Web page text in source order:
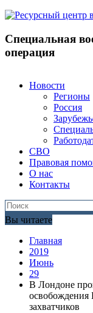
Специальная
операция
Новости
Регионы
Россия
СВО
Правовая
О нас
Контакты
Вы читаете
Главная
2019
Июнь
29
В Лондоне
освобождения
захватчиков